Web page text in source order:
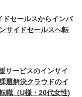
ドセールスからインバ
サイドセールスへ転
サービスのインサイ
題解決クラウドのイ
職（U様・20代女性)